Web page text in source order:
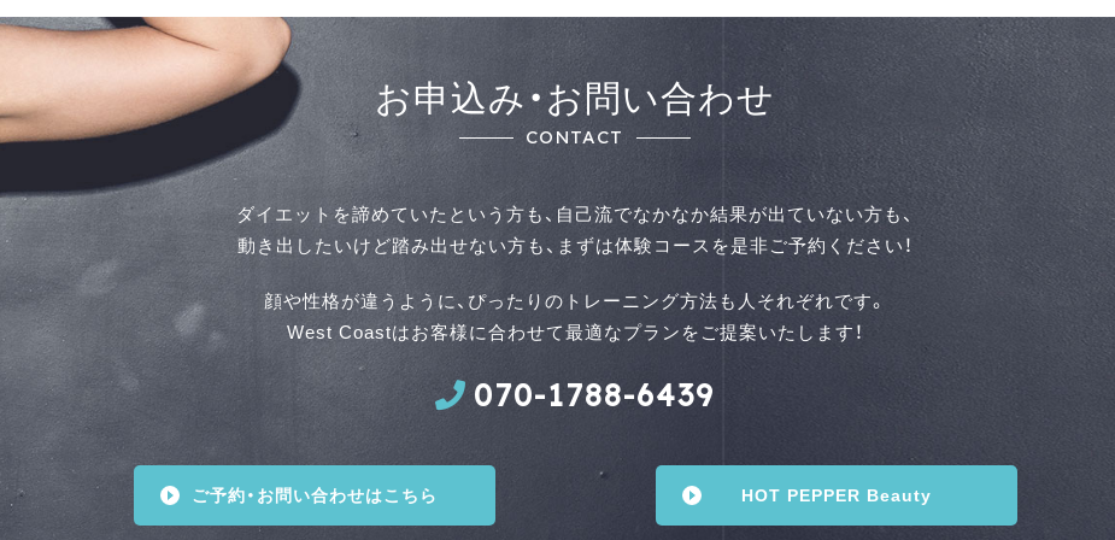
お申込み・ お問い合わせ
CONTACT
ダイエットを諦めていたという方も、自己流でなかなか結果が出ていない方も、
動き出したいけど踏み出せない方も、まずは体験コースを是⾮ご予約ください！
顔や性格が違うように、ぴったりのトレーニング方法も人それぞれです。
West Coastはお客様に合わせて最適なプランをご提案いたします！
070-1788-6439
ご予約・お問い合わせはこちら HOT PEPPER Beauty